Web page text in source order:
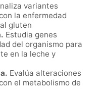
variantes
la enfermedad
gluten
Estudia genes
del organismo para
en la leche y
Evalúa alteraciones
el metabolismo de